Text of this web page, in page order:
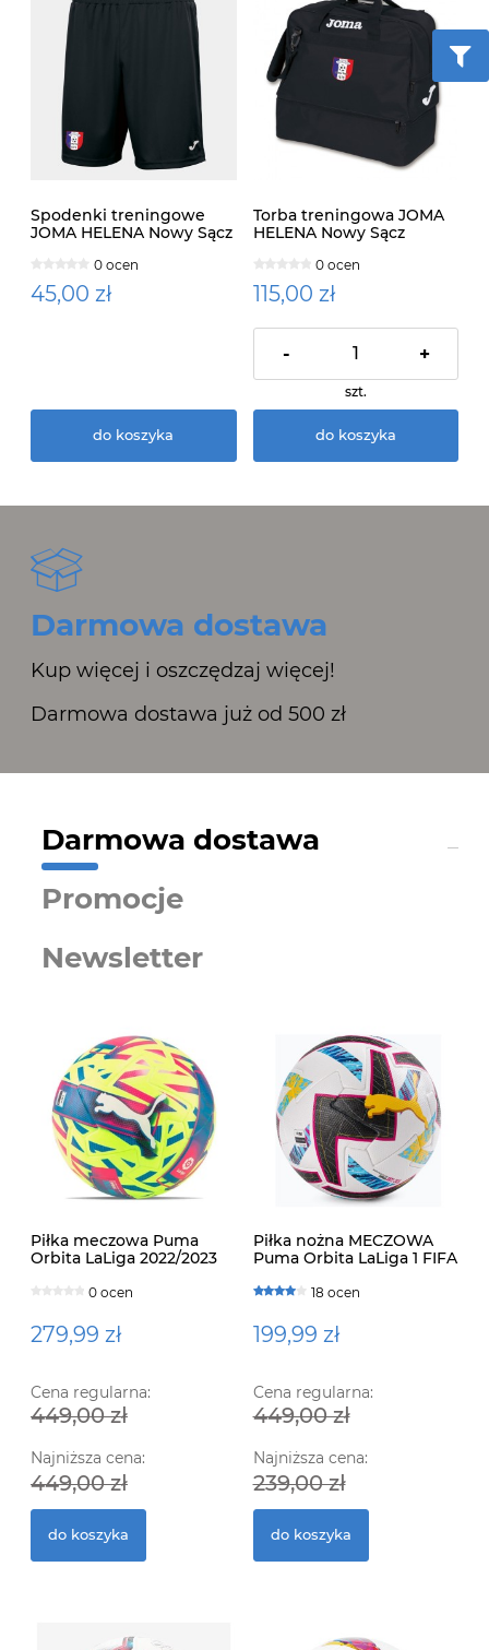
Spodenki treningowe
JOMA HELENA Nowy Sącz
0 ocen
45,00 zł
do koszyka
Torba treningowa JOMA
HELENA Nowy Sącz
0 ocen
115,00 zł
- +
szt.
do koszyka
Darmowa dostawa
Kup więcej i oszczędzaj więcej!
Darmowa dostawa już od 500 zł
Darmowa dostawa
Promocje
Newsletter
Piłka meczowa Puma
Orbita LaLiga 2022/2023
0 ocen
279,99 zł
Cena regularna:
449,00 zł
Najniższa cena:
449,00 zł
do koszyka
Piłka nożna MECZOWA
Puma Orbita LaLiga 1 FIFA
18 ocen
199,99 zł
Cena regularna:
449,00 zł
Najniższa cena:
239,00 zł
do koszyka